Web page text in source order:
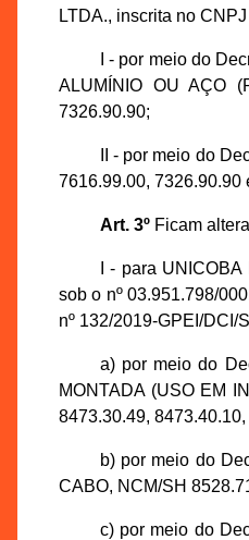
LTDA., inscrita no
I - por meio do
ALUMÍNIO OU AÇO
7326.90.90;
II - por meio do
7616.99.00, 7326.90.90
Art. 3ºFicam
I - para
sob o nº 03.951.798/
nº 132/2019-GPEI/DCI/
a) por meio do
MONTADA (USO EM
8473.30.49,
b) por meio do
CABO, NCM/SH
c) por meio do